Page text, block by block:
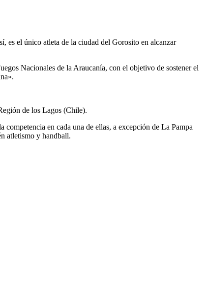
es el único atleta de la ciudad del Gorosito en alcanzar
Nacionales de la Araucanía, con el objetivo de sostener el
de los Lagos (Chile).
en cada una de ellas, a excepción de La Pampa
atletismo y handball.